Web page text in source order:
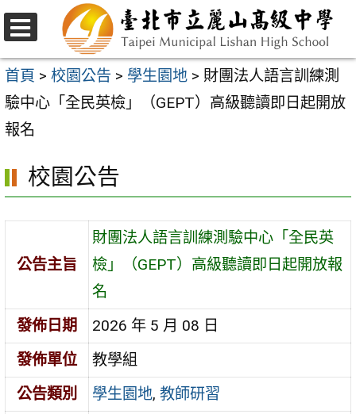
跳
至
主
要
內
區
選
單
首頁 > 校園公告 > 學生園地 > 財團法人語言訓練測
驗中心「全民英檢」（GEPT）高級聽讀即日起開放
報名
校園公告
公告主旨
財團法人語言訓練測驗中心「全民英
檢」（GEPT）高級聽讀即日起開放報
名
發佈日期
2026 年 5 月 08 日
發佈單位
教學組
公告類別
學生園地,教師研習